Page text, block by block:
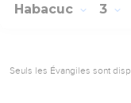
Habacuc 3
Seuls les Évangiles sont